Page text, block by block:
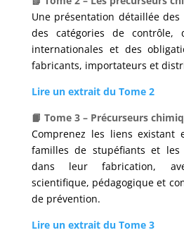
Une présentation détaillée des
des catégories de contrôle,
internationales et des
fabricants, importateurs et
Lire un extrait du Tome 2
📙 Tome 3 – Précurseurs
Comprenez les liens existant
familles de stupéfiants et les
dans leur fabrication,
scientifique, pédagogique et
de prévention.
Lire un extrait du Tome 3